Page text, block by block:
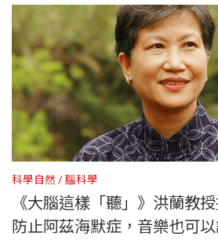
科學自然 腦科學
《大腦這樣「聽」》洪蘭教
防止阿茲海默症，音樂也可